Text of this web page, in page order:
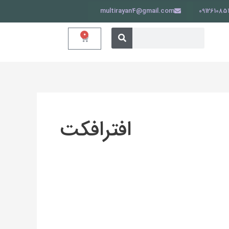
multirayan4@gmail.com
جستجو
کردن 0 سبد
افترافکت